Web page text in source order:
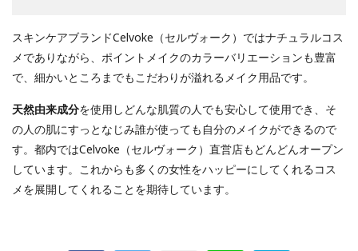
スキンケアブランドCelvoke（セルヴォーク）ではナチュラルコス
メでありながら、ポイントメイクのカラーバリエーションも豊富
で、細かいところまでもこだわりが溢れるメイク用品です。
天然由来成分を使用しどんな肌質の人でも安心して使用でき、そ
の人の肌にすっとなじみ誰が使っても自分のメイクができるので
す。都内ではCelvoke（セルヴォーク）直営店もどんどんオープン
しています。これからも多くの女性をハッピーにしてくれるコス
メを展開してくれることを期待しています。